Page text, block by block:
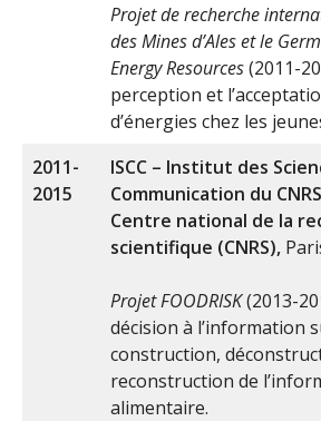
Projet de recherche
des Mines d’Ales et le
Energy Resources(2011-
perception et
d’énergies chez les
2011-
2015
ISCC – Institut des
Communication du
Centre national de la
scientifique (CNRS),
Projet FOODRISK(2013-
décision à l’information
construction,
reconstruction de
alimentaire.